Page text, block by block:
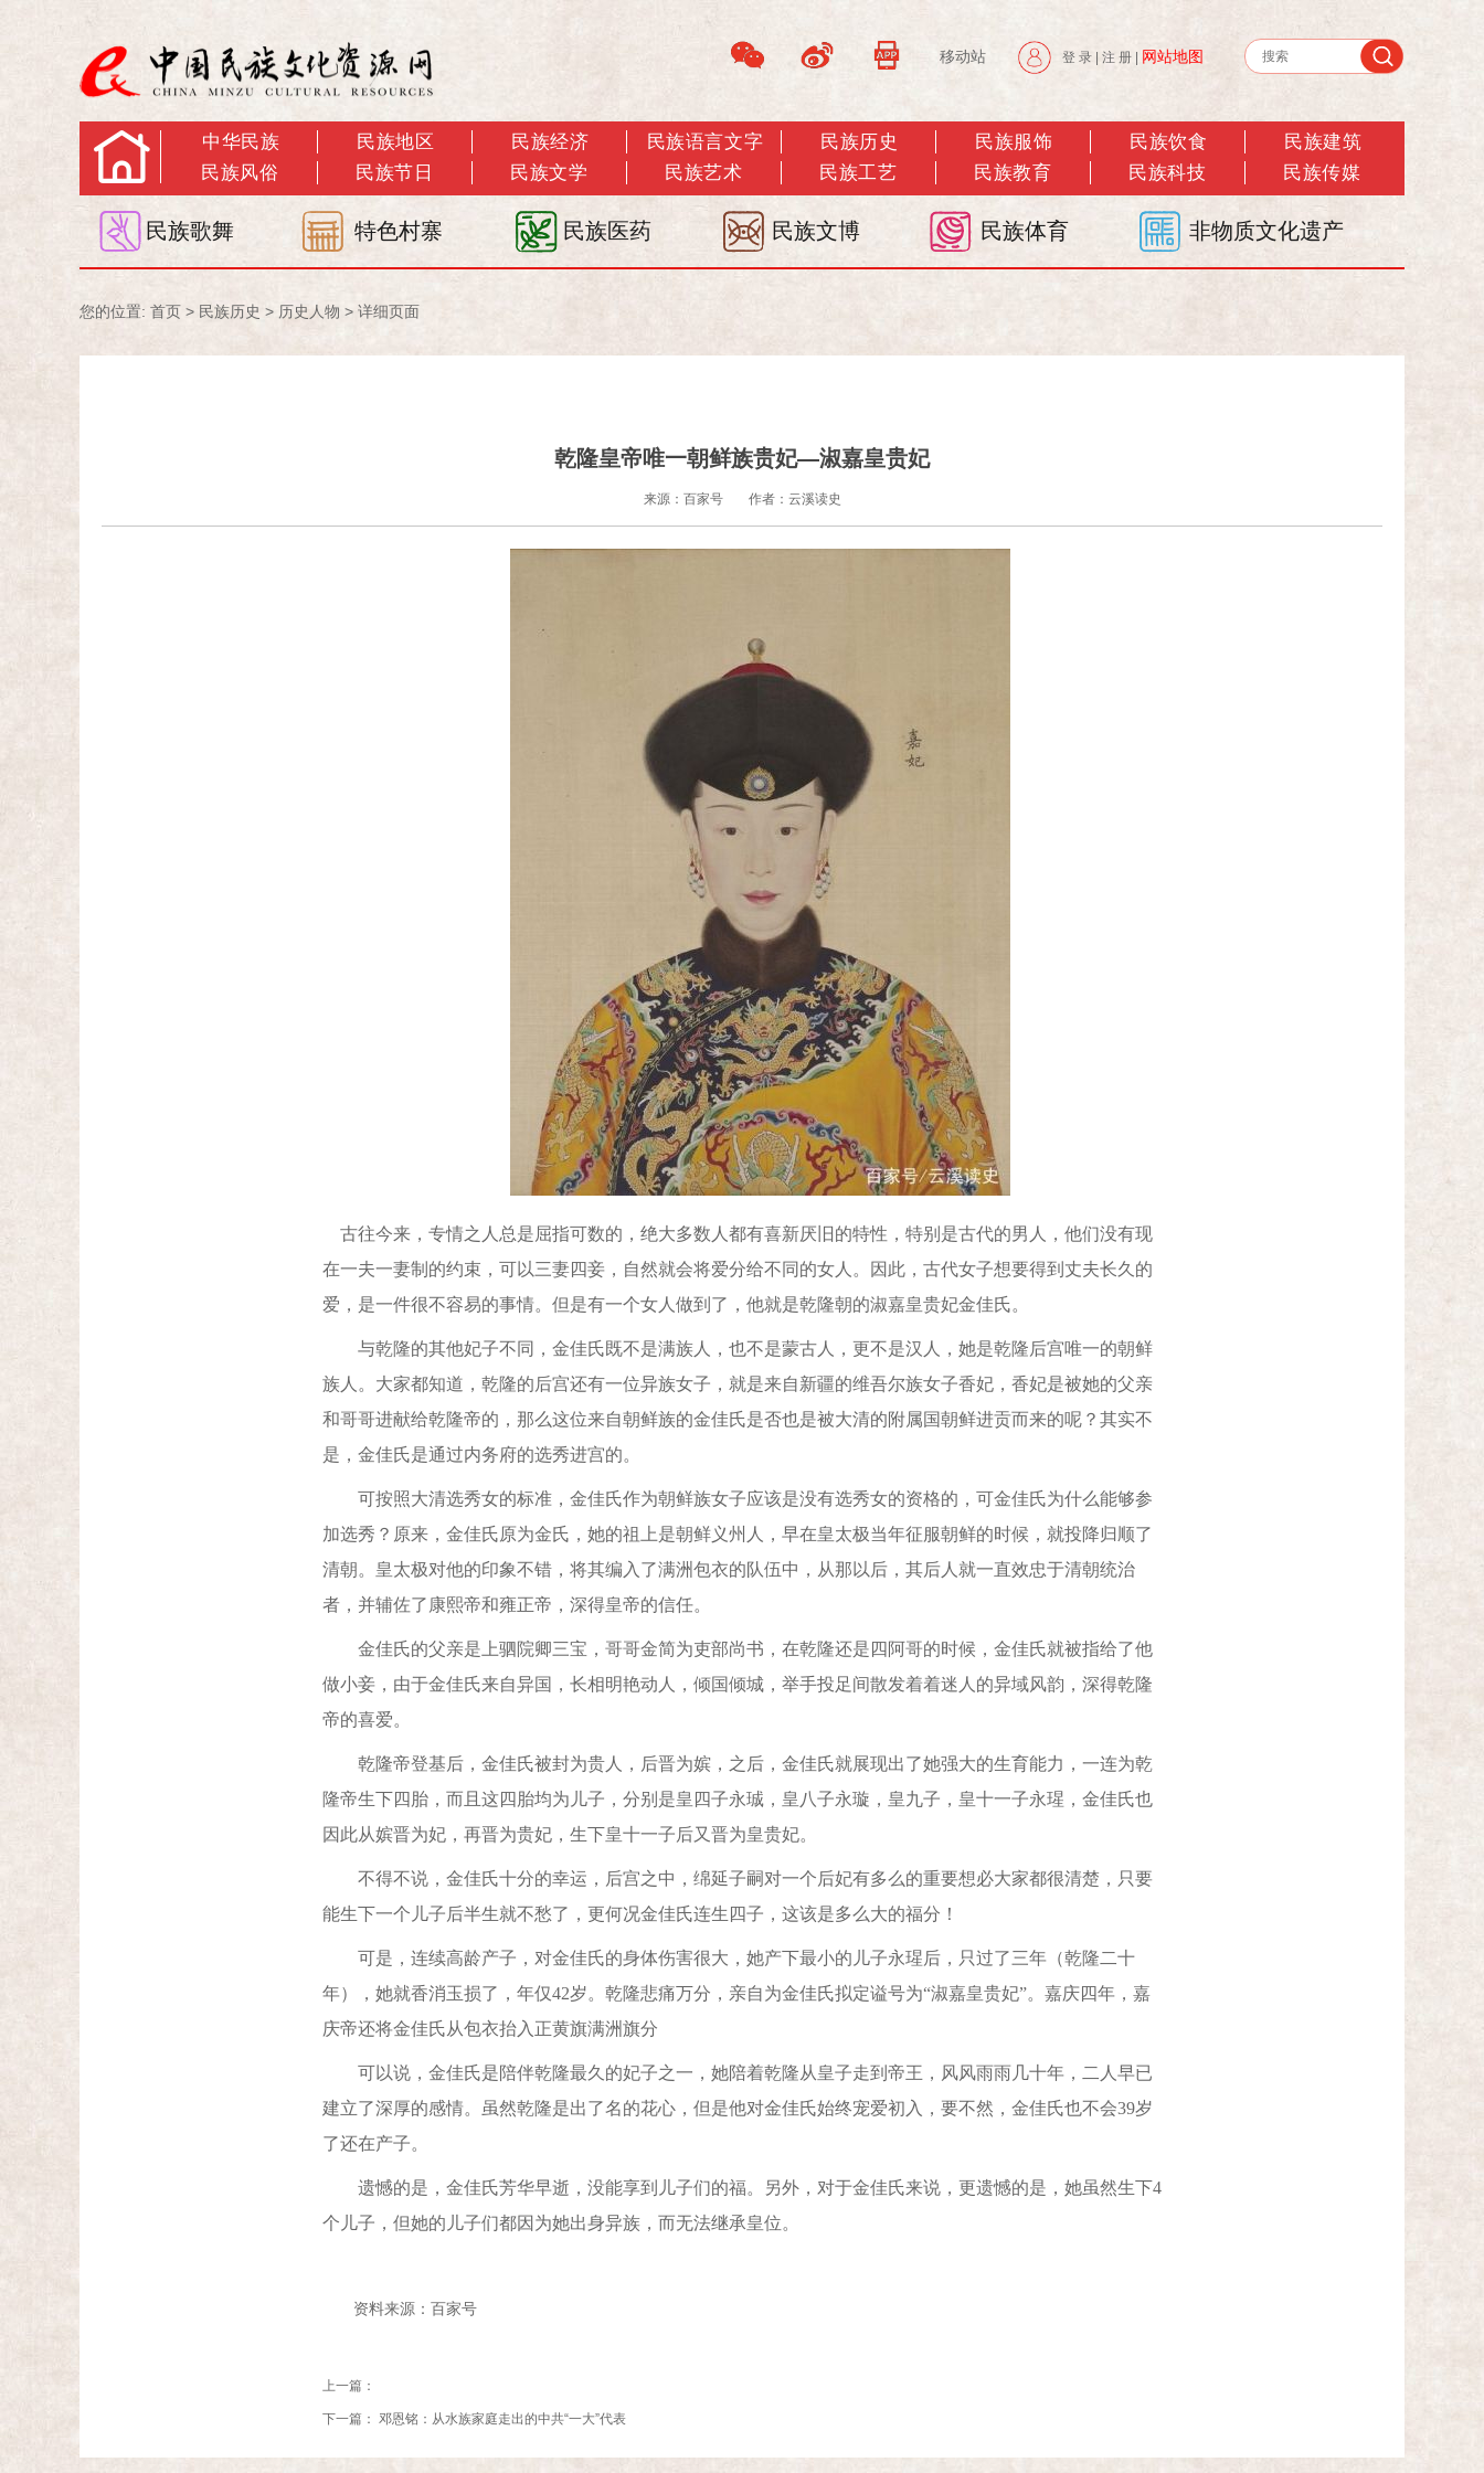
移动站 登 录 注 册 网站地图
中华民族 民族地区 民族经济 民族语言文字 民族历史 民族服饰 民族饮食
民族建筑
民族风俗
民族节日 民族文学 民族艺术 民族工艺 民族教育 民族科技 民族传媒
民族歌舞 特色村寨 民族医药 民族文博 民族体育 非物质文化遗产
您的位置: 首页 > 民族历史 > 历史人物 > 详细页面
乾隆皇帝唯一朝鲜族贵妃—淑嘉皇贵妃
来源：百家号 作者：云溪读史
古往今来，专情之人总是屈指可数的，绝大多数人都有喜新厌旧的特性，特别是古代的男人，他们没有现
在一夫一妻制的约束，可以三妻四妾，自然就会将爱分给不同的女人。因此，古代女子想要得到丈夫长久的
爱，是一件很不容易的事情。但是有一个女人做到了，他就是乾隆朝的淑嘉皇贵妃金佳氏。
与乾隆的其他妃子不同，金佳氏既不是满族人，也不是蒙古人，更不是汉人，她是乾隆后宫唯一的朝鲜
族人。大家都知道，乾隆的后宫还有一位异族女子，就是来自新疆的维吾尔族女子香妃，香妃是被她的父亲
和哥哥进献给乾隆帝的，那么这位来自朝鲜族的金佳氏是否也是被大清的附属国朝鲜进贡而来的呢？其实不
是，金佳氏是通过内务府的选秀进宫的。
可按照大清选秀女的标准，金佳氏作为朝鲜族女子应该是没有选秀女的资格的，可金佳氏为什么能够参
加选秀？原来，金佳氏原为金氏，她的祖上是朝鲜义州人，早在皇太极当年征服朝鲜的时候，就投降归顺了
清朝。皇太极对他的印象不错，将其编入了满洲包衣的队伍中，从那以后，其后人就一直效忠于清朝统治
者，并辅佐了康熙帝和雍正帝，深得皇帝的信任。
金佳氏的父亲是上驷院卿三宝，哥哥金简为吏部尚书，在乾隆还是四阿哥的时候，金佳氏就被指给了他
做小妾，由于金佳氏来自异国，长相明艳动人，倾国倾城，举手投足间散发着着迷人的异域风韵，深得乾隆
帝的喜爱。
乾隆帝登基后，金佳氏被封为贵人，后晋为嫔，之后，金佳氏就展现出了她强大的生育能力，一连为乾
隆帝生下四胎，而且这四胎均为儿子，分别是皇四子永珹，皇八子永璇，皇九子，皇十一子永瑆，金佳氏也
因此从嫔晋为妃，再晋为贵妃，生下皇十一子后又晋为皇贵妃。
不得不说，金佳氏十分的幸运，后宫之中，绵延子嗣对一个后妃有多么的重要想必大家都很清楚，只要
能生下一个儿子后半生就不愁了，更何况金佳氏连生四子，这该是多么大的福分！
可是，连续高龄产子，对金佳氏的身体伤害很大，她产下最小的儿子永瑆后，只过了三年（乾隆二十
年），她就香消玉损了，年仅42岁。乾隆悲痛万分，亲自为金佳氏拟定谥号为“淑嘉皇贵妃”。嘉庆四年，嘉
庆帝还将金佳氏从包衣抬入正黄旗满洲旗分
可以说，金佳氏是陪伴乾隆最久的妃子之一，她陪着乾隆从皇子走到帝王，风风雨雨几十年，二人早已
建立了深厚的感情。虽然乾隆是出了名的花心，但是他对金佳氏始终宠爱初入，要不然，金佳氏也不会39岁
了还在产子。
遗憾的是，金佳氏芳华早逝，没能享到儿子们的福。另外，对于金佳氏来说，更遗憾的是，她虽然生下4
个儿子，但她的儿子们都因为她出身异族，而无法继承皇位。
资料来源：百家号
上一篇：
下一篇： 邓恩铭：从水族家庭走出的中共“一大”代表